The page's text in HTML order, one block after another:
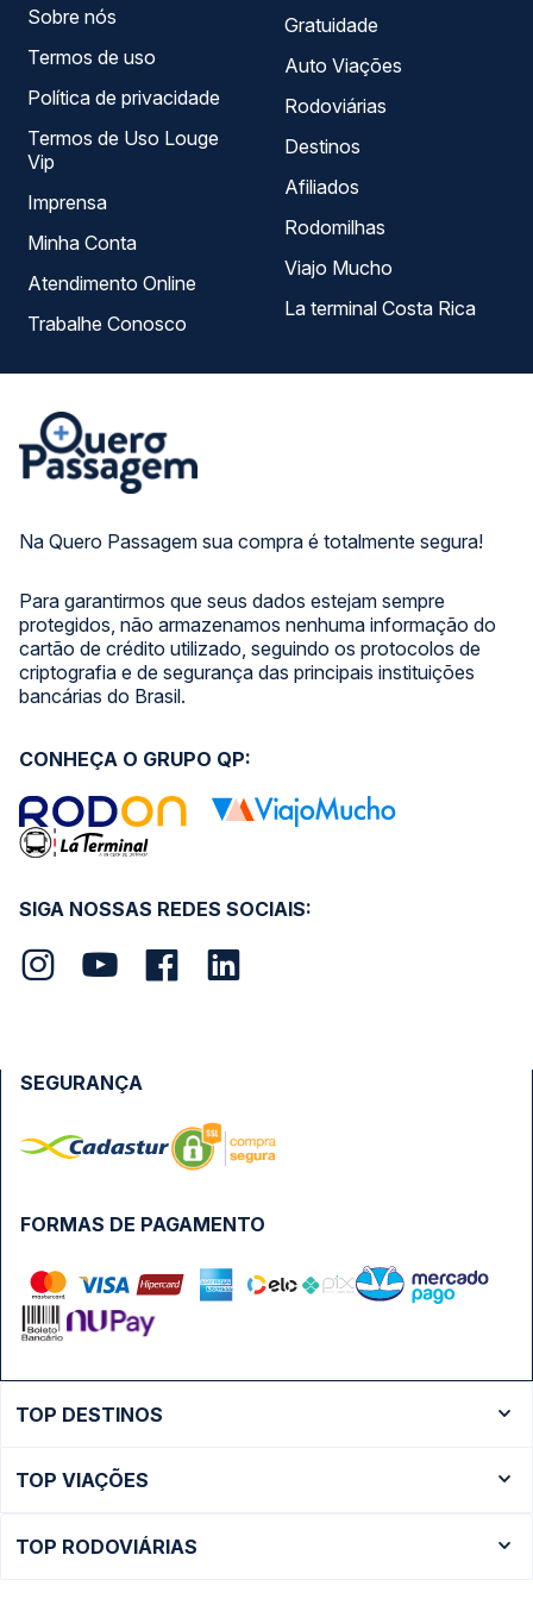
Na Quero Passagem sua compra é totalmente segura!
Para garantirmos que seus dados estejam sempre
protegidos, não armazenamos nenhuma informação do
cartão de crédito utilizado, seguindo os protocolos de
criptografia e de segurança das principais instituições
bancárias do Brasil.
Sobre nós
Termos de uso
Política de privacidade
Termos de Uso Louge
Vip
Imprensa
Minha Conta
Atendimento Online
Trabalhe Conosco
Gratuidade
Auto Viações
Rodoviárias
Destinos
Afiliados
Rodomilhas
Viajo Mucho
La terminal Costa Rica
SIGA NOSSAS REDES SOCIAIS:
CONHEÇA O GRUPO QP:
FORMAS DE PAGAMENTO
SEGURANÇA
TOP DESTINOS
Ônibus São Paulo
TOP VIAÇÕES
TOP RODOVIÁRIAS